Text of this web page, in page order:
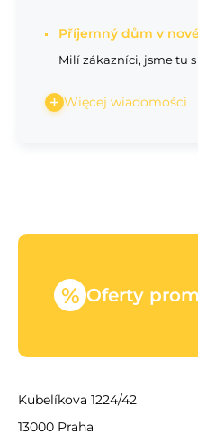
Příjemný dům v
Milí zákazníci, jsme tu
Więcej wiadomości
% Oferty
Kubelíkova 1224/42
13000 Praha